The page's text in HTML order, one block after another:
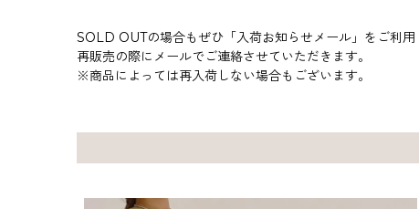
SOLD OUTの場合もぜひ「入荷お知らせメール」をご利用
再販売の際にメールでご連絡させていただきます。
※商品によっては再入荷しない場合もございます。